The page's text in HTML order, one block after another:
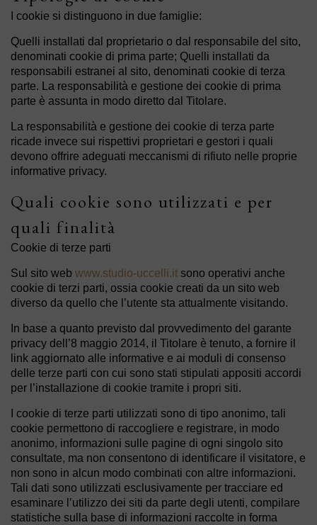
I cookie si distinguono in due famiglie:
Quelli installati dal proprietario o dal responsabile del sito,
denominati cookie di prima parte; Quelli installati da
responsabili estranei al sito, denominati cookie di terza
parte. La responsabilità e gestione dei cookie di prima
parte è assunta in modo diretto dal Titolare.
La responsabilità e gestione dei cookie di terza parte
ricade invece sui rispettivi proprietari e gestori i quali
devono offrire adeguati meccanismi di rifiuto nelle proprie
informative privacy.
Quali cookie sono utilizzati e per
quali finalità
Cookie di terze parti
Sul sito web www.studio-uccelli.it sono operativi anche
cookie di terzi parti, ossia cookie creati da un sito web
diverso da quello che l’utente sta attualmente visitando.
In base a quanto previsto dal provvedimento del garante
privacy dell’8 maggio 2014, il Titolare è tenuto, a fornire il
link aggiornato alle informative e ai moduli di consenso
delle terze parti con cui sono stati stipulati appositi accordi
per l’installazione di cookie tramite i propri siti.
I cookie di terze parti utilizzati sono di tipo anonimo, tali
cookie permettono di raccogliere e registrare, in modo
anonimo, informazioni sulle pagine di ogni singolo sito
consultate, ma non consentono di identificare il visitatore, e
non sono in alcun modo combinati con altre informazioni.
Tali dati sono utilizzati esclusivamente per tracciare ed
esaminare l’utilizzo dei siti da parte degli utenti, compilare
statistiche sulla base di informazioni raccolte in forma